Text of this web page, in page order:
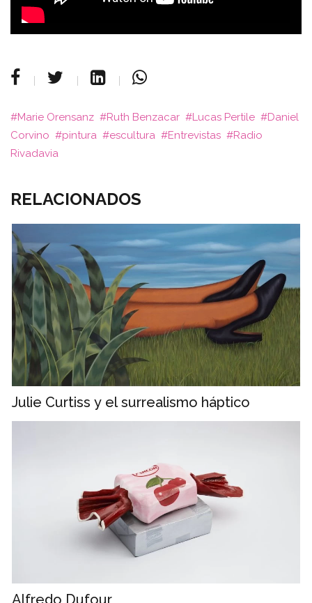
Marie Orensanz Ruth Benzacar Lucas Pertile
Daniel
Corvino
pintura escultura Entrevistas
Radio
Rivadavia
RELACIONADOS
Julie Curtiss y el surrealismo háptico
Alfredo Dufour